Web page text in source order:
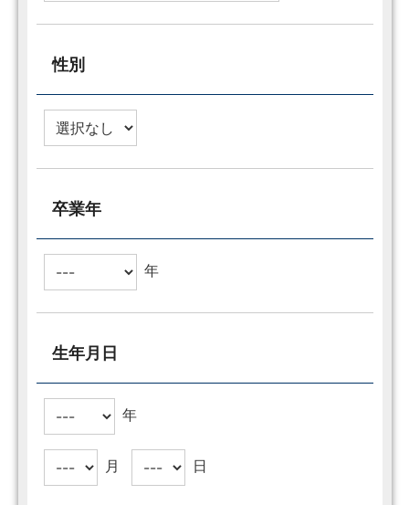
性別
卒業年
年
生年月日
年
月 日